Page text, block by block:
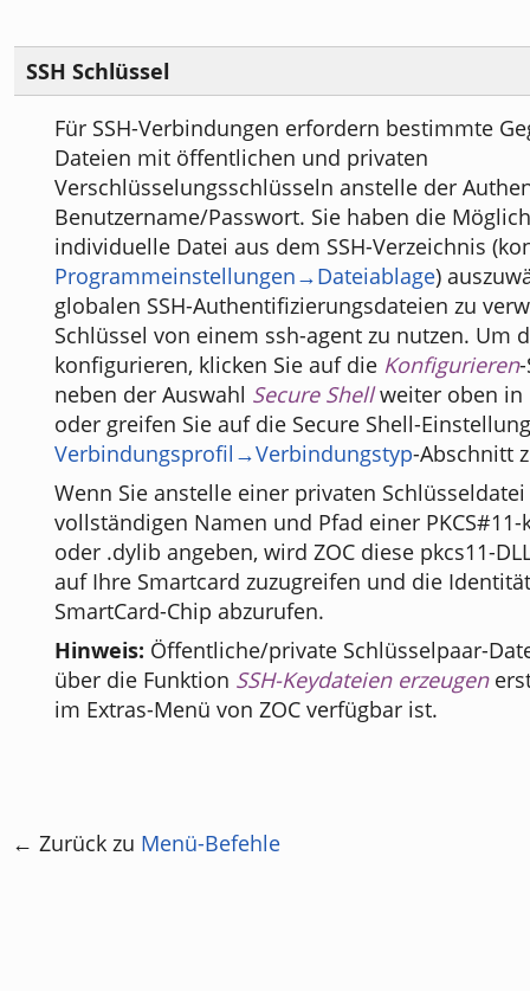
SSH Schlüssel
Für SSH-Verbindungen erfordern bestimmte
Dateien mit öffentlichen und privaten
Verschlüsselungsschlüsseln anstelle der
Benutzername/Passwort. Sie haben die
individuelle Datei aus dem SSH-Verzeichnis
Programmeinstellungen→Dateiablage)
globalen SSH-Authentifizierungsdateien zu
Schlüssel von einem ssh-agent zu nutzen. Um
konfigurieren, klicken Sie auf die Konfigurieren
neben der Auswahl Secure Shellweiter oben in
oder greifen Sie auf die Secure Shell-
Verbindungsprofil→Verbindungstyp-Abschnitt
Wenn Sie anstelle einer privaten
vollständigen Namen und Pfad einer
oder .dylib angeben, wird ZOC diese pkcs11-
auf Ihre Smartcard zuzugreifen und die
SmartCard-Chip abzurufen.
Hinweis: Öffentliche/private Schlüsselpaar-
über die Funktion SSH-Keydateien erzeugen
im Extras-Menü von ZOC verfügbar ist.
← Zurück zu Menü-Befehle